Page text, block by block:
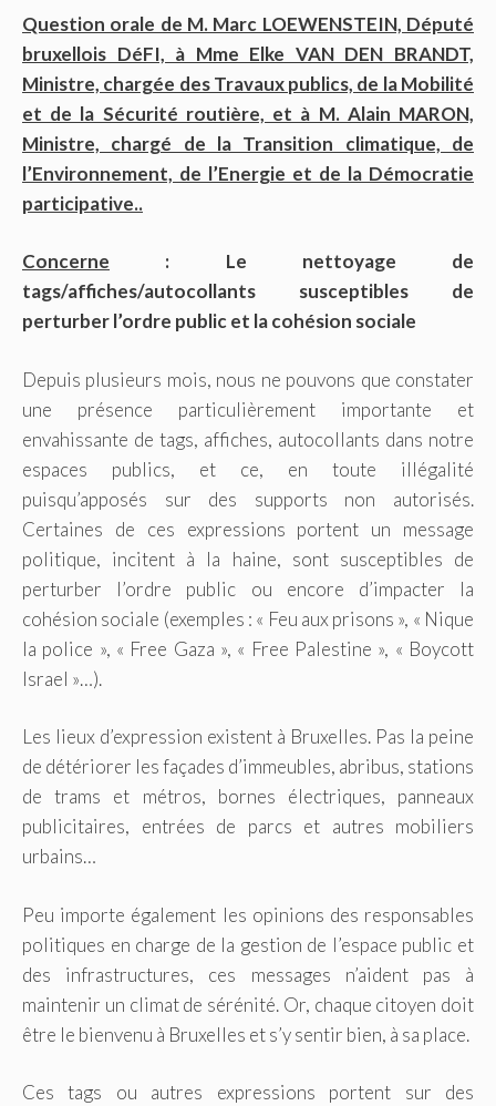
Question orale de M. Marc LOEWENSTEIN, Député
bruxellois DéFI, à Mme Elke VAN DEN BRANDT,
Ministre, chargée des Travaux publics, de la Mobilité
et de la Sécurité routière, et à M. Alain MARON,
Ministre, chargé de la Transition climatique, de
l’Environnement, de l’Energie et de la Démocratie
participative..
Concerne : Le nettoyage de
tags/affiches/autocollants susceptibles de
perturber l’ordre public et la cohésion sociale
Depuis plusieurs mois, nous ne pouvons que constater
une présence particulièrement importante et
envahissante de tags, affiches, autocollants dans notre
espaces publics, et ce, en toute illégalité
puisqu’apposés sur des supports non autorisés.
Certaines de ces expressions portent un message
politique, incitent à la haine, sont susceptibles de
perturber l’ordre public ou encore d’impacter la
cohésion sociale (exemples : « Feu aux prisons », « Nique
la police », « Free Gaza », « Free Palestine », « Boycott
Israel »…).
Les lieux d’expression existent à Bruxelles. Pas la peine
de détériorer les façades d’immeubles, abribus, stations
de trams et métros, bornes électriques, panneaux
publicitaires, entrées de parcs et autres mobiliers
urbains…
Peu importe également les opinions des responsables
politiques en charge de la gestion de l’espace public et
des infrastructures, ces messages n’aident pas à
maintenir un climat de sérénité. Or, chaque citoyen doit
être le bienvenu à Bruxelles et s’y sentir bien, à sa place.
Ces tags ou autres expressions portent sur des